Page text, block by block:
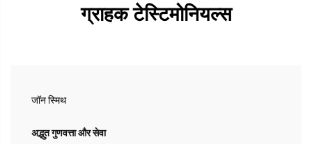
ग्राहक टेस्टिमोनियल्स
जॉन स्मिथ
अद्भुत गुणवत्ता और सेवा